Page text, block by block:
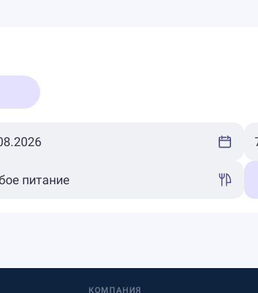
КОМПАНИЯ